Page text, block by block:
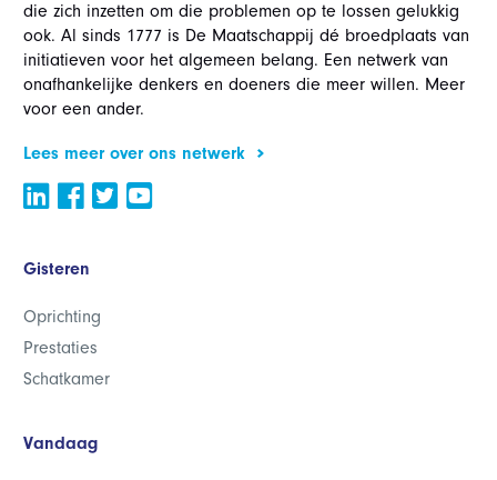
die zich inzetten om die problemen op te lossen gelukkig
ook. Al sinds 1777 is De Maatschappij dé broedplaats van
initiatieven voor het algemeen belang. Een netwerk van
onafhankelijke denkers en doeners die meer willen. Meer
voor een ander.
Lees meer over ons netwerk
Gisteren
Oprichting
Prestaties
Schatkamer
Vandaag